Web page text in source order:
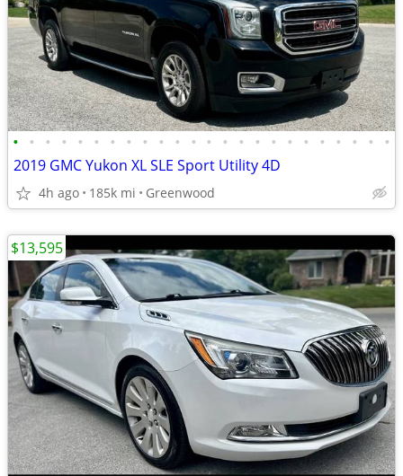
• • • • • • • • • • • • • • • • • • • • • • • •
2019 GMC Yukon XL SLE Sport Utility 4D
4h ago 185k mi Greenwood
$13,595